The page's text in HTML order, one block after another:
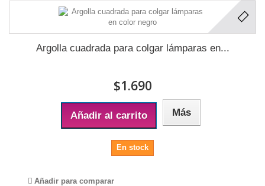
Argolla cuadrada para colgar lámparas en...
$1.690
Añadir al carrito Más
En stock
Añadir para comparar